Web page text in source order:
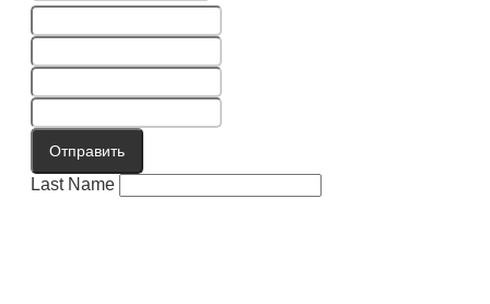
Отправить
Last Name